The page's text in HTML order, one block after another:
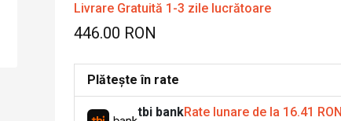
Livrare Gratuită 1-3 zile lucrătoare
446.00 RON
Plătește în rate
tbi bankRate lunare de la 16.41 RON